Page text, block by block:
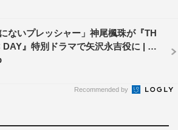
にないプレッシャー」神尾楓珠が『TH
DAY』特別ドラマで矢沢永吉役に | TV
Recommended by